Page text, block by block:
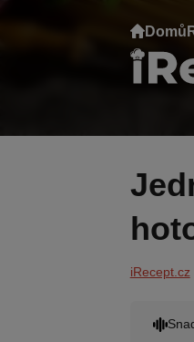
Domů
Jednoduchý kávový krém z Mascarpone
iRecept.cz